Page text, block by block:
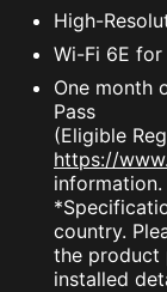
High-
Wi-Fi 6E
One month
Pass
(Eligible
https://
information.
country.
the product
installed